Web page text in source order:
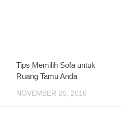
Tips Memilih Sofa untuk
Ruang Tamu Anda
NOVEMBER 26, 2016